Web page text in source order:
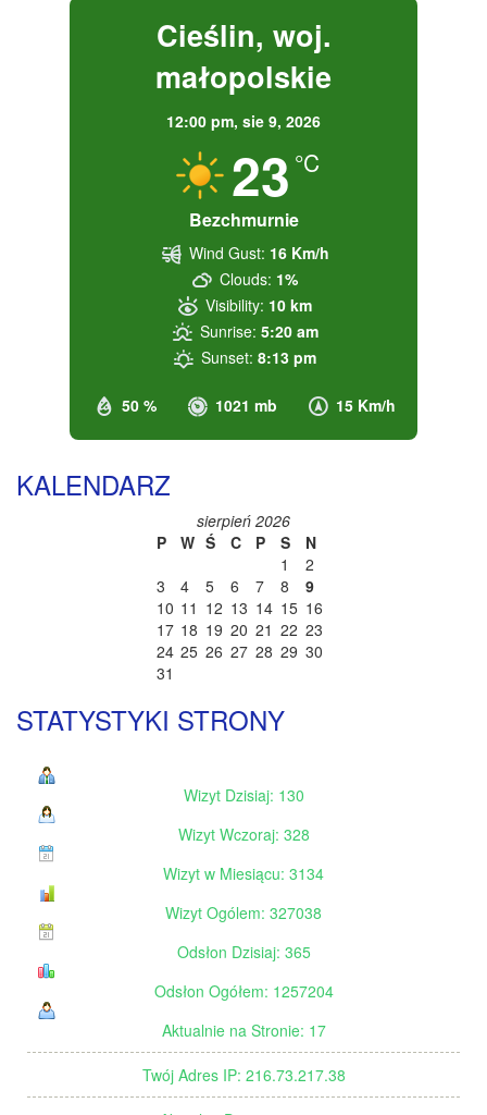
Cieślin, woj.
małopolskie
12:00 pm, sie 9, 2026
23 °C
Bezchmurnie
50 % 1021 mb 15 Km/h
Wind Gust: 16 Km/h
Clouds: 1%
Visibility: 10 km
Sunrise: 5:20 am
Sunset: 8:13 pm
KALENDARZ
sierpień 2026
P
W Ś C P S
N
1
2
3
4 5 6 7 8
9
10 11 12 13 14 15 16
17 18 19 20 21 22 23
24 25 26 27 28 29 30
31
STATYSTYKI STRONY
Wizyt Dzisiaj: 130
Wizyt Wczoraj: 328
Wizyt w Miesiącu: 3134
Wizyt Ogólem: 327038
Odsłon Dzisiaj: 365
Odsłon Ogółem: 1257204
Aktualnie na Stronie: 17
Twój Adres IP: 216.73.217.38